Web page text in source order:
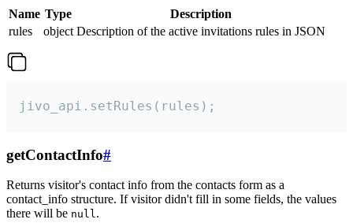
Name Type
Description
rules
object Description of the active invitations rules in JSON
jivo_api.setRules(rules);
getContactInfo#
Returns visitor's contact info from the contacts form as a
contact_info structure. If visitor didn't fill in some fields, the values
there will be null.